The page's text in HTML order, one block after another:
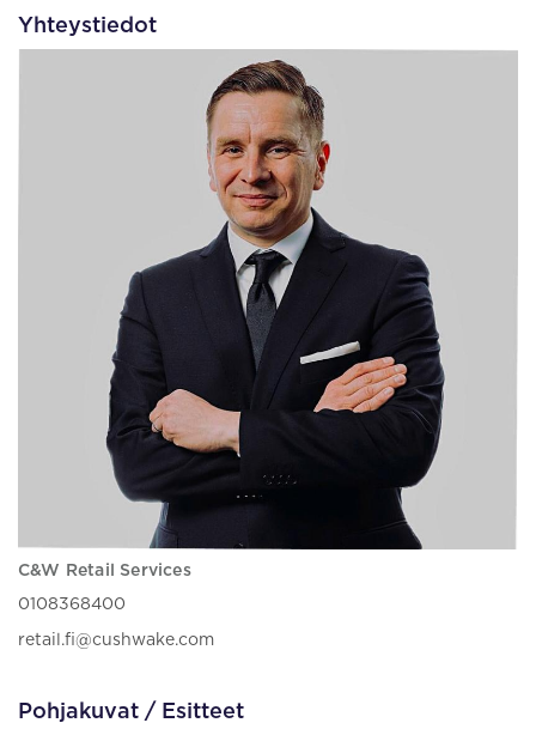
Yhteystiedot
C&W Retail Services
0108368400
retail.fi@cushwake.com
Pohjakuvat / Esitteet